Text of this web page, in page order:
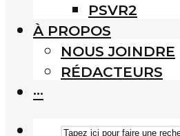
PSVR2
À PROPOS
NOUS JOINDRE
RÉDACTEURS
···